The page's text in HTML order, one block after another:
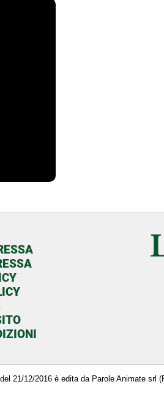
21/12/2016 è edita da Parole Animate srl